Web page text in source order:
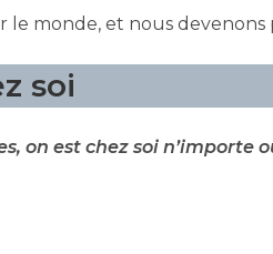
le monde, et nous
soi
on est chez soi n’importe